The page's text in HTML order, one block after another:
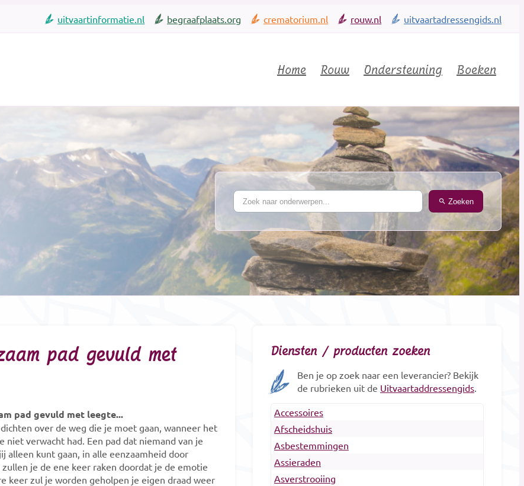
uitvaartinformatie.nl begraafplaats.org crematorium.nl rouw.nl uitvaartadressengids.nl
Home Rouw Ondersteuning Boeken
Zoeken
pad gevuld met
pad gevuld met leegte...
over de weg die je moet gaan, wanneer het
niet verwacht had. Een pad dat niemand van je
alleen kunt gaan, in alle eenzaamheid door
je de ene keer raken doordat je de emotie
keer zul je worden geholpen je eigen draad weer
Diensten / producten zoeken
Ben je op zoek naar een leverancier? Bekijk
de rubrieken uit de Uitvaartaddressengids.
Accessoires
Afscheidshuis
Asbestemmingen
Assieraden
Asverstrooiing